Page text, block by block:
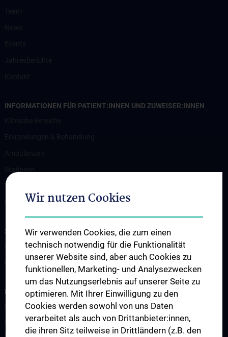
INFORMATIONEN FÜR PATIENT:INNEN UND ZUWEISER:INNEN
Zuweiser:innen
Im Notfall
STUDIUM, AUS- UND WEITERBILDUNG
Information für Studierende
Fellowship
FORSCHUNG
Biobank der Urologie
Wissenschaft und Forschung an der Universitätsklinik für
Urologie
Wir nutzen Cookies
Wir verwenden Cookies, die zum einen
technisch notwendig für die Funktionalität
unserer Website sind, aber auch Cookies zu
funktionellen, Marketing- und Analysezwecken
um das Nutzungserlebnis auf unserer Seite zu
optimieren. Mit Ihrer Einwilligung zu den
Cookies werden sowohl von uns Daten
verarbeitet als auch von Drittanbieter:innen,
die ihren Sitz teilweise in Drittländern (z.B. den